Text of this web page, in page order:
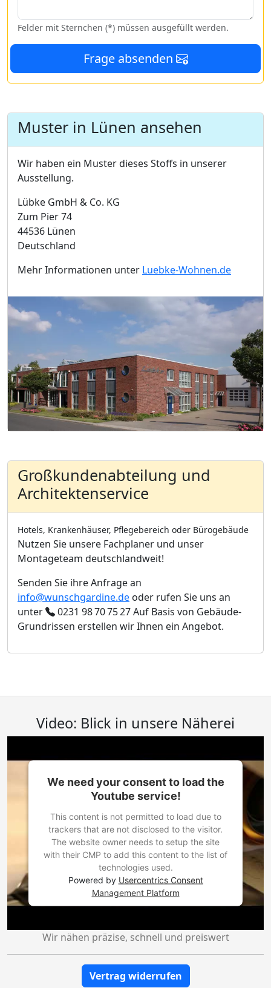
Felder mit Sternchen (*) müssen ausgefüllt werden.
Frage absenden
Muster in Lünen ansehen
Wir haben ein Muster dieses Stoffs in unserer
Ausstellung.
Lübke GmbH & Co. KG
Zum Pier 74
44536 Lünen
Deutschland
Mehr Informationen unter Luebke-Wohnen.de
Großkundenabteilung und
Architektenservice
Hotels, Krankenhäuser, Pflegebereich oder Bürogebäude
Nutzen Sie unsere Fachplaner und unser
Montageteam deutschlandweit!
Senden Sie ihre Anfrage an
info@wunschgardine.de oder rufen Sie uns an
unter
0231 98 70 75 27Auf Basis von Gebäude-
Grundrissen erstellen wir Ihnen ein Angebot.
Video: Blick in unsere Näherei
We need your consent to load the
Youtube service!
This content is not permitted to load due to
trackers that are not disclosed to the visitor.
The website owner needs to setup the site
with their CMP to add this content to the list of
technologies used.
Powered by Usercentrics Consent
Management Platform
Wir nähen präzise, schnell und preiswert
Vertrag widerrufen